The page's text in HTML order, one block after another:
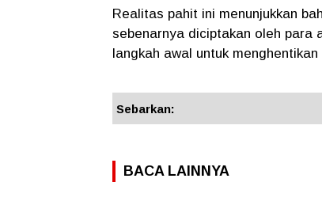
​Realitas pahit ini menunjukkan
sebenarnya diciptakan oleh para
langkah awal untuk
Sebarkan:
BACA LAINNYA